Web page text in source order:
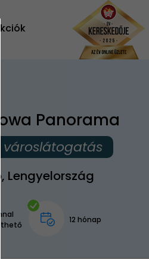
Akciók
Panorama
városlátogatás
Lengyelország
12 hónap